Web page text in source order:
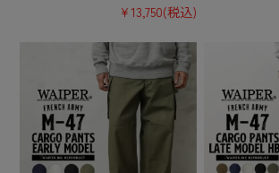
¥13,750(税込)